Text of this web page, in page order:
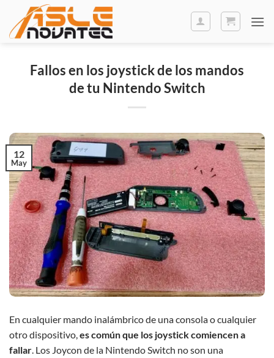
contenido
Fallos en los joystick de los mandos
de tu Nintendo Switch
12
May
En cualquier mando inalámbrico de una consola o cualquier
otro dispositivo,es común que los joystick comiencen a
fallar. Los Joycon de la Nintendo Switch no son una